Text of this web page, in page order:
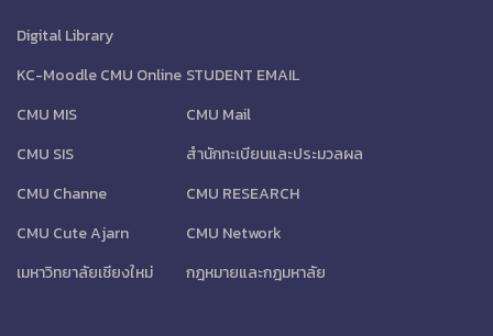
Digital Library
KC-Moodle CMU Online
CMU MIS
CMU SIS
CMU Channe
CMU Cute Ajarn
เมหาวิทยาลัยเชียงใหม่
STUDENT EMAIL
CMU Mail
สำนักทะเบียนและประมวลผล
CMU RESEARCH
CMU Network
กฎหมายและกฎมหาลัย